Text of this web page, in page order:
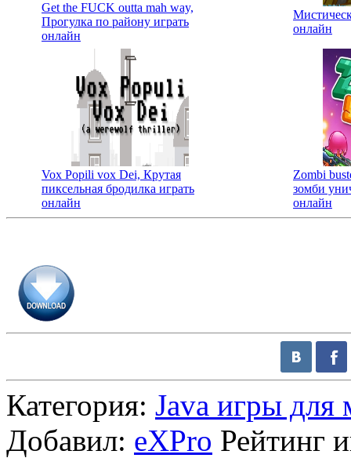
Get the FUCK outta mah way,
Прогулка по району играть
онлайн
онлайн
Vox Popili vox Dei, Крутая
пиксельная бродилка играть
онлайн
Zombi
зомби
онлайн
Категория: Java игры для
Добавил: eXPro Рейтинг